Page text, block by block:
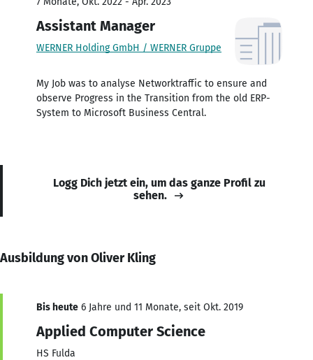
Assistant Manager
WERNER Holding GmbH / WERNER Gruppe
My Job was to analyse Networktraffic to ensure and
observe Progress in the Transition from the old ERP-
System to Microsoft Business Central.
Logg Dich jetzt ein, um das ganze Profil zu
sehen.
Ausbildung von Oliver Kling
Bis heute 6 Jahre und 11 Monate, seit Okt. 2019
Applied Computer Science
HS Fulda